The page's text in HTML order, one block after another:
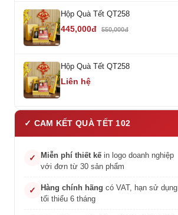
Hộp Quà Tết QT258
445,000đ 550,000đ
Hộp Quà Tết QT258
Liên hệ
✓ CAM KẾT QUÀ TẾT 102
✓ Miễn phí thiết kế in logo doanh nghiệp
với đơn từ 30 sản phẩm
✓ Hàng chính hãng có VAT, hạn sử dụng
tối thiểu 6 tháng